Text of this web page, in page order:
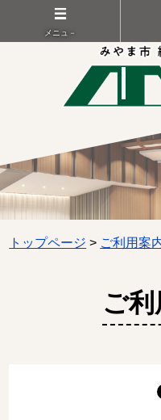
メニュ－
トップページ > ご利用案
ご